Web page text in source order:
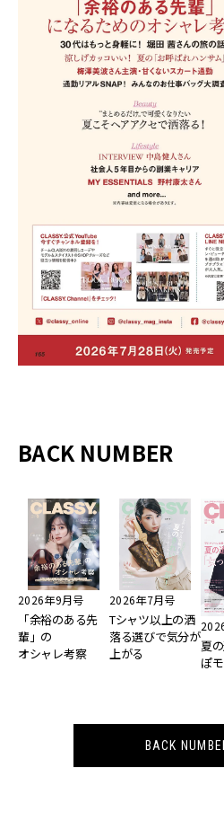
BACK NUMBER
2026年9月号
「余裕のある先
輩」の
オシャレ考察
2026年7月号
Tシャツ以上の洒
落る選びで気分が
上がる
夏
ぽ
BACK